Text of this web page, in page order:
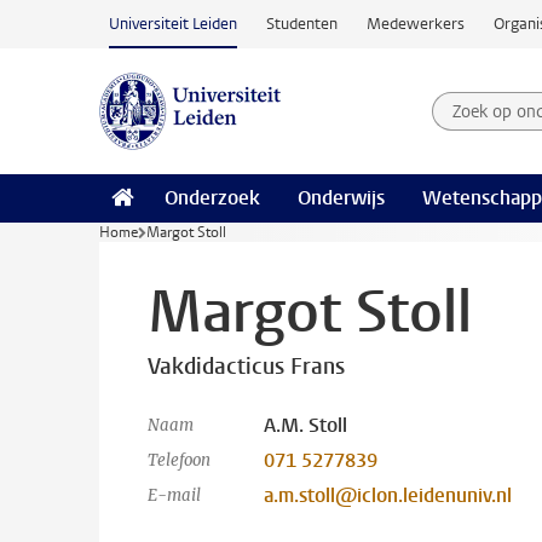
Ga naar hoofdinhoud
Universiteit Leiden Studenten Medewerkers
Zoek op
Zoekterm
Onderzoek Onderwijs
Home Margot Stoll
Margot Stoll
Vakdidacticus Frans
Naam A.M. Stoll
Telefoon 071 5277839
E-mail a.m.stoll@iclon.leidenuniv.nl